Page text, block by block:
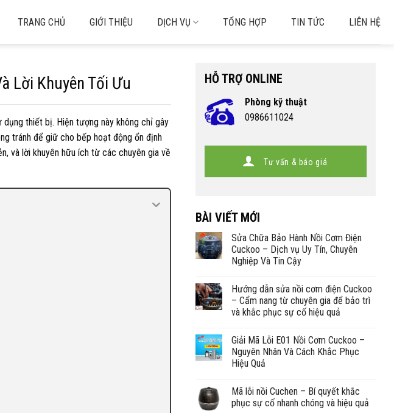
TRANG CHỦ GIỚI THIỆU DỊCH VỤ TỔNG HỢP TIN TỨC LIÊN HỆ
Lời Khuyên Tối Ưu
thiết bị. Hiện tượng này không chỉ gây
tránh để giữ cho bếp hoạt động ổn định
và lời khuyên hữu ích từ các chuyên gia về
HỖ TRỢ ONLINE
Phòng kỹ thuật
0986611024
Tư vấn & báo giá
BÀI VIẾT MỚI
Sửa Chữa Bảo Hành Nồi Cơm Điện
Cuckoo – Dịch vụ Uy Tín, Chuyên
Nghiệp Và Tin Cậy
Hướng dẫn sửa nồi cơm điện Cuckoo
– Cẩm nang từ chuyên gia để bảo trì
và khắc phục sự cố hiệu quả
Giải Mã Lỗi E01 Nồi Cơm Cuckoo –
Nguyên Nhân Và Cách Khắc Phục
Hiệu Quả
Mã lỗi nồi Cuchen – Bí quyết khắc
phục sự cố nhanh chóng và hiệu quả